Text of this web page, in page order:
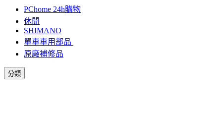
PChome 24h購物
休閒
SHIMANO
單車車用部品
原廠補修品
分類